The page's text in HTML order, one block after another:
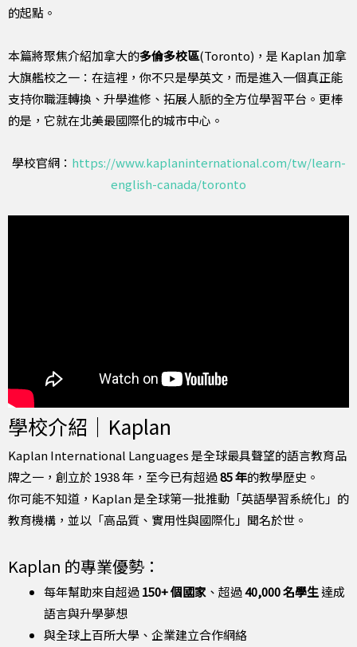
的起點。
本篇將聚焦介紹加拿大的多倫多校區(Toronto)，是 Kaplan 加拿
大旗艦校之一：在這裡，你不只是學英文，而是進入一個真正能
支持你職涯轉換、升學進修、拓展人脈的全方位學習平台。更棒
的是，它就在北美最國際化的城市中心。
學校官網： https://www.kaplaninternational.com/tw/learn-
english-canada/toronto
學校介紹｜Kaplan
Kaplan International Languages 是全球最具聲望的語言教育品
牌之一，創立於 1938 年，至今已有超過85 年的教學歷史。
你可能不知道，Kaplan 是全球第一批推動「英語學習系統化」的
教育機構，並以「高品質、實用性與國際化」聞名於世。
Kaplan 的專業優勢：
每年幫助來自超過150+ 個國家 、超過40,000 名學生達成
語言與升學夢想
與全球上百所大學、企業建立合作網絡